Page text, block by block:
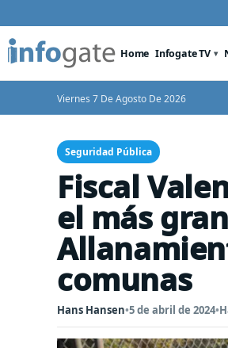
Home Infogate TV
Viernes 7 De Agosto De 2026
Seguridad Pública
Fiscal
el más
comunas
Hans Hansen•5 de abril de 2024•